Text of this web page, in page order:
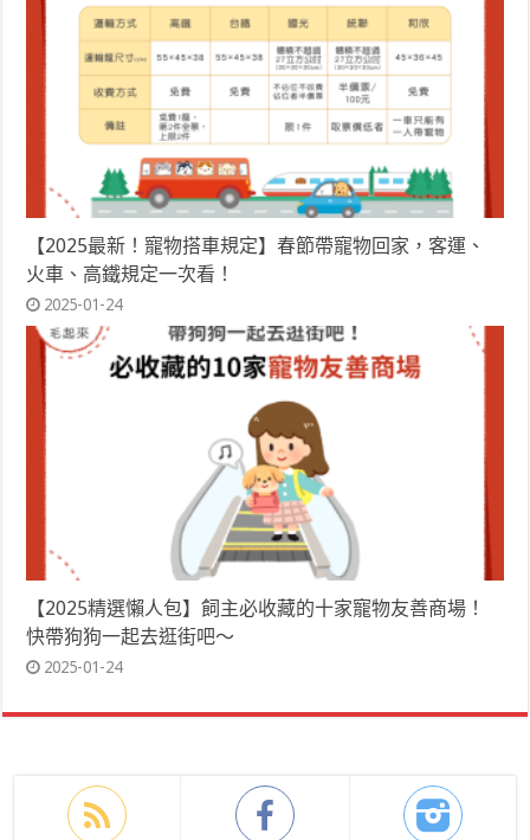
【2025最新！寵物搭車規定】春節帶寵物回家，客運、
火車、高鐵規定一次看！
2025-01-24
【2025精選懶人包】飼主必收藏的十家寵物友善商場！
快帶狗狗一起去逛街吧～
2025-01-24